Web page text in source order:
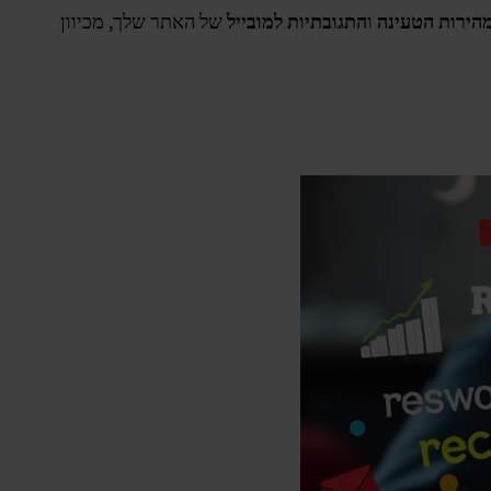
הטעינה והתגובתיות למוביילשל האתר שלך, מכיוון